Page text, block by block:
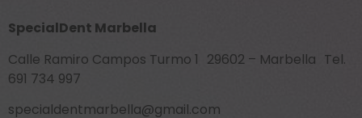
SpecialDent Marbella
Calle Ramiro Campos Turmo 1 29602 – Marbella Tel.
691 734 997
specialdentmarbella@gmail.com